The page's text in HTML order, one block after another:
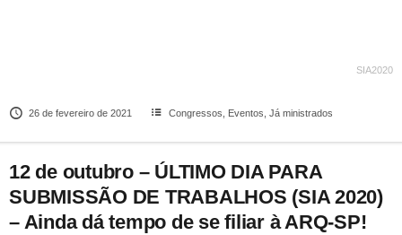
SIA2020
26 de fevereiro de 2021 Congressos Eventos ,Já ministrados
12 de outubro – ÚLTIMO DIA PARA
SUBMISSÃO DE TRABALHOS (SIA 2020)
– Ainda dá tempo de se filiar à ARQ-SP!